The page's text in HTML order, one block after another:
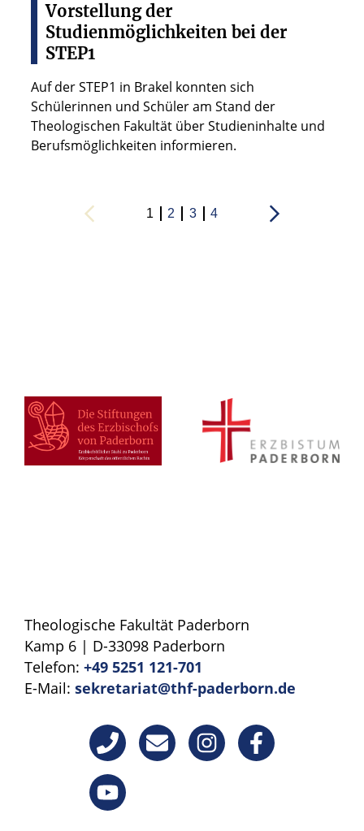
Vorstellung der
Studienmöglichkeiten bei der
STEP1
Auf der STEP1 in Brakel konnten sich
Schülerinnen und Schüler am Stand der
Theologischen Fakultät über Studieninhalte und
Berufsmöglichkeiten informieren.
1 2 3 4
Theologische Fakultät Paderborn
Kamp 6 | D-33098 Paderborn
Telefon: +49 5251 121-701
E-Mail: sekretariat@thf-paderborn.de